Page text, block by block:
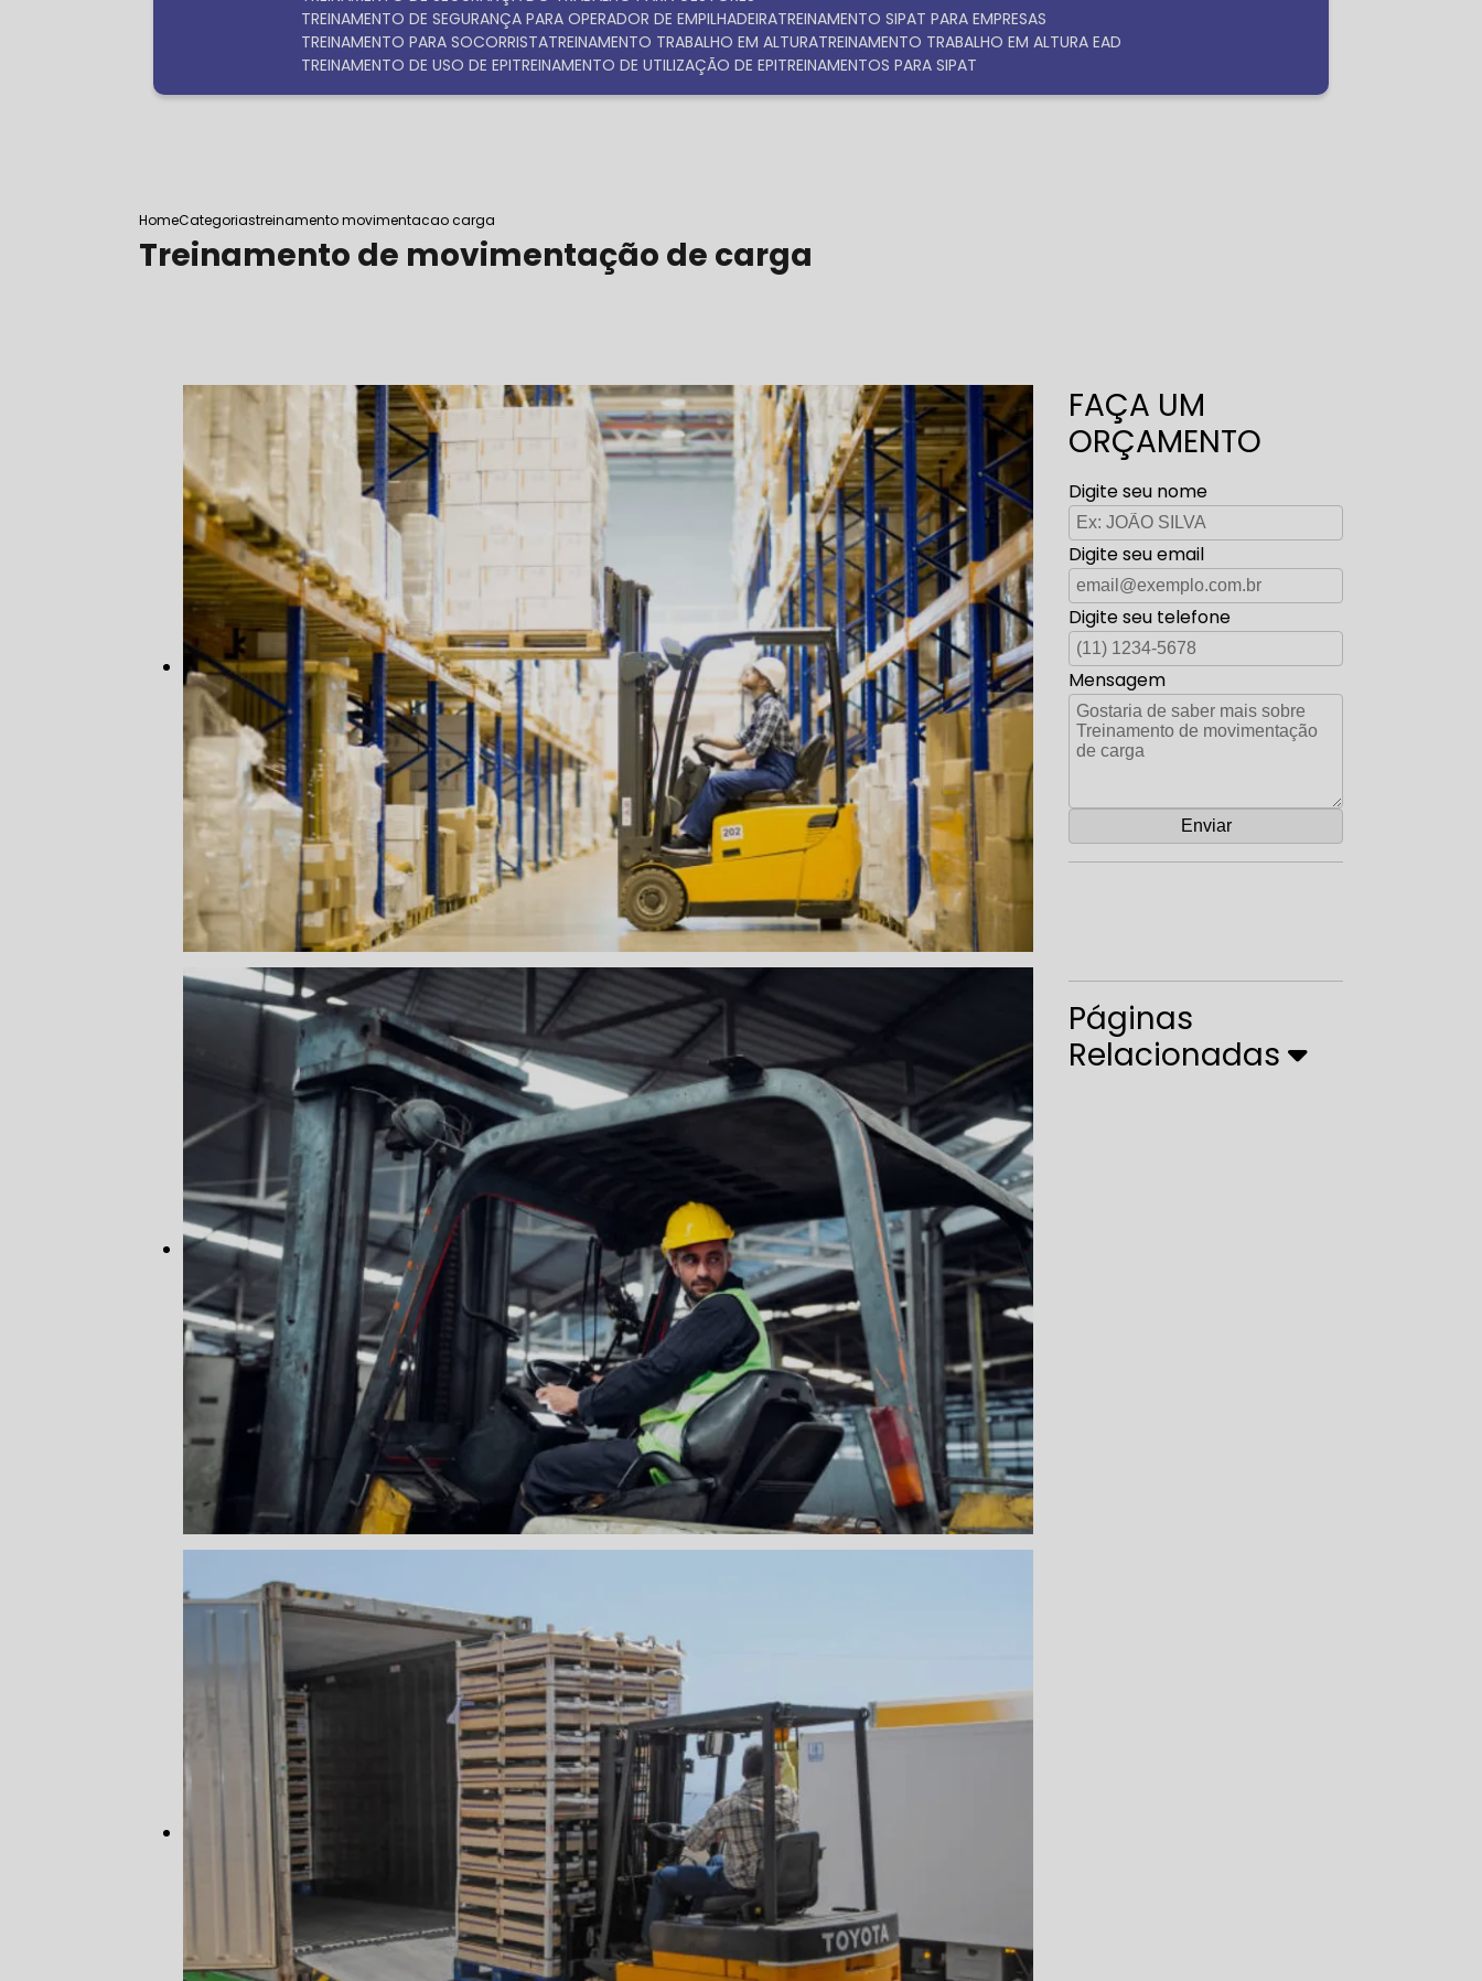
TREINAMENTO DE SEGURANÇA PARA OPERADOR DE EMPILHADEIRA TREINAMENTO SIPAT PARA EMPRESAS
TREINAMENTO PARA SOCORRISTA TREINAMENTO TRABALHO EM ALTURA TREINAMENTO TRABALHO EM ALTURA EAD
TREINAMENTO DE USO DE EPI TREINAMENTO DE UTILIZAÇÃO DE EPI TREINAMENTOS PARA SIPAT
HomeCategoriastreinamento movimentacao carga
Treinamento de movimentação de carga
FAÇA UM
ORÇAMENTO
Digite seu nome
Digite seu email
Digite seu telefone
Mensagem
Páginas
Relacionadas